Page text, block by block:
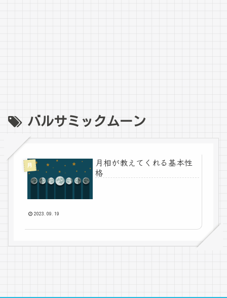
バルサミックムーン
月
月相が教えてくれる基本性
格
2023.09.19